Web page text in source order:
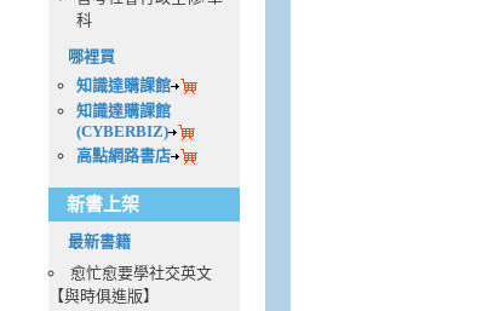
科
哪裡買
知識達購課館
知識達購課館
(CYBERBIZ)
高點網路書店
新書上架
最新書籍
愈忙愈要學社交英文
【與時俱進版】